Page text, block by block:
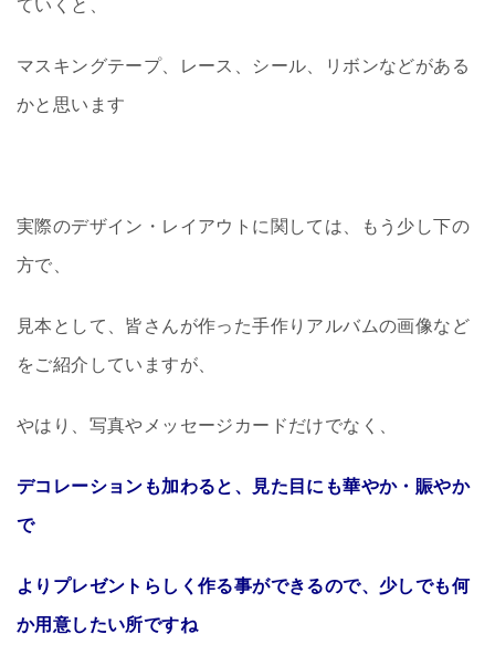
ていくと、
マスキングテープ、レース、シール、リボンなどがある
かと思います
実際のデザイン・レイアウトに関しては、もう少し下の
方で、
見本として、皆さんが作った手作りアルバムの画像など
をご紹介していますが、
やはり、写真やメッセージカードだけでなく、
デコレーションも加わると、見た目にも華やか・賑やか
で
よりプレゼントらしく作る事ができるので、少しでも何
か用意したい所ですね